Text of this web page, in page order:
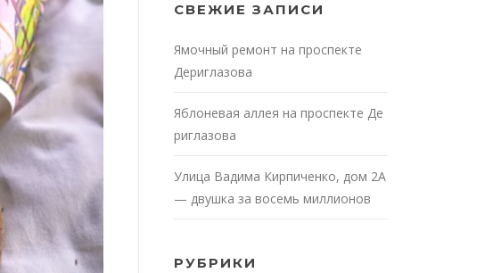
СВЕЖИЕ ЗАПИСИ
Ямочный ремонт на проспекте
Дериглазова
Яблоневая аллея на проспекте Де
риглазова
Улица Вадима Кирпиченко, дом 2А
— двушка за восемь миллионов
РУБРИКИ